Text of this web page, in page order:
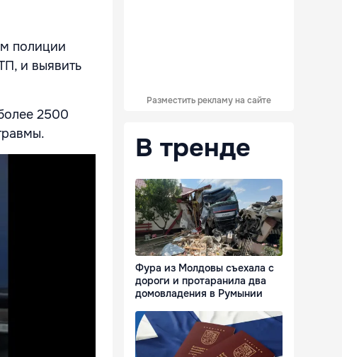
полиции
и выявить
2500
Разместить рекламу на сайте
В тренде
Фура из Молдовы съехала с
дороги и протаранила два
домовладения в Румынии